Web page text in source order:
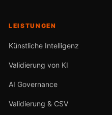
LEISTUNGEN
Künstliche Intelligenz
Validierung von KI
AI Governance
Validierung & CSV